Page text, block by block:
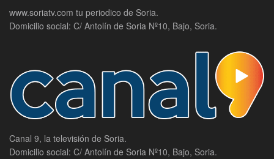
www.soriatv.com tu periodico de Soria.
Domicilio social: C/ Antolín de Soria Nº10, Bajo, Soria.
Canal 9, la televisión de Soria.
Domicilio social: C/ Antolín de Soria Nº10, Bajo, Soria.